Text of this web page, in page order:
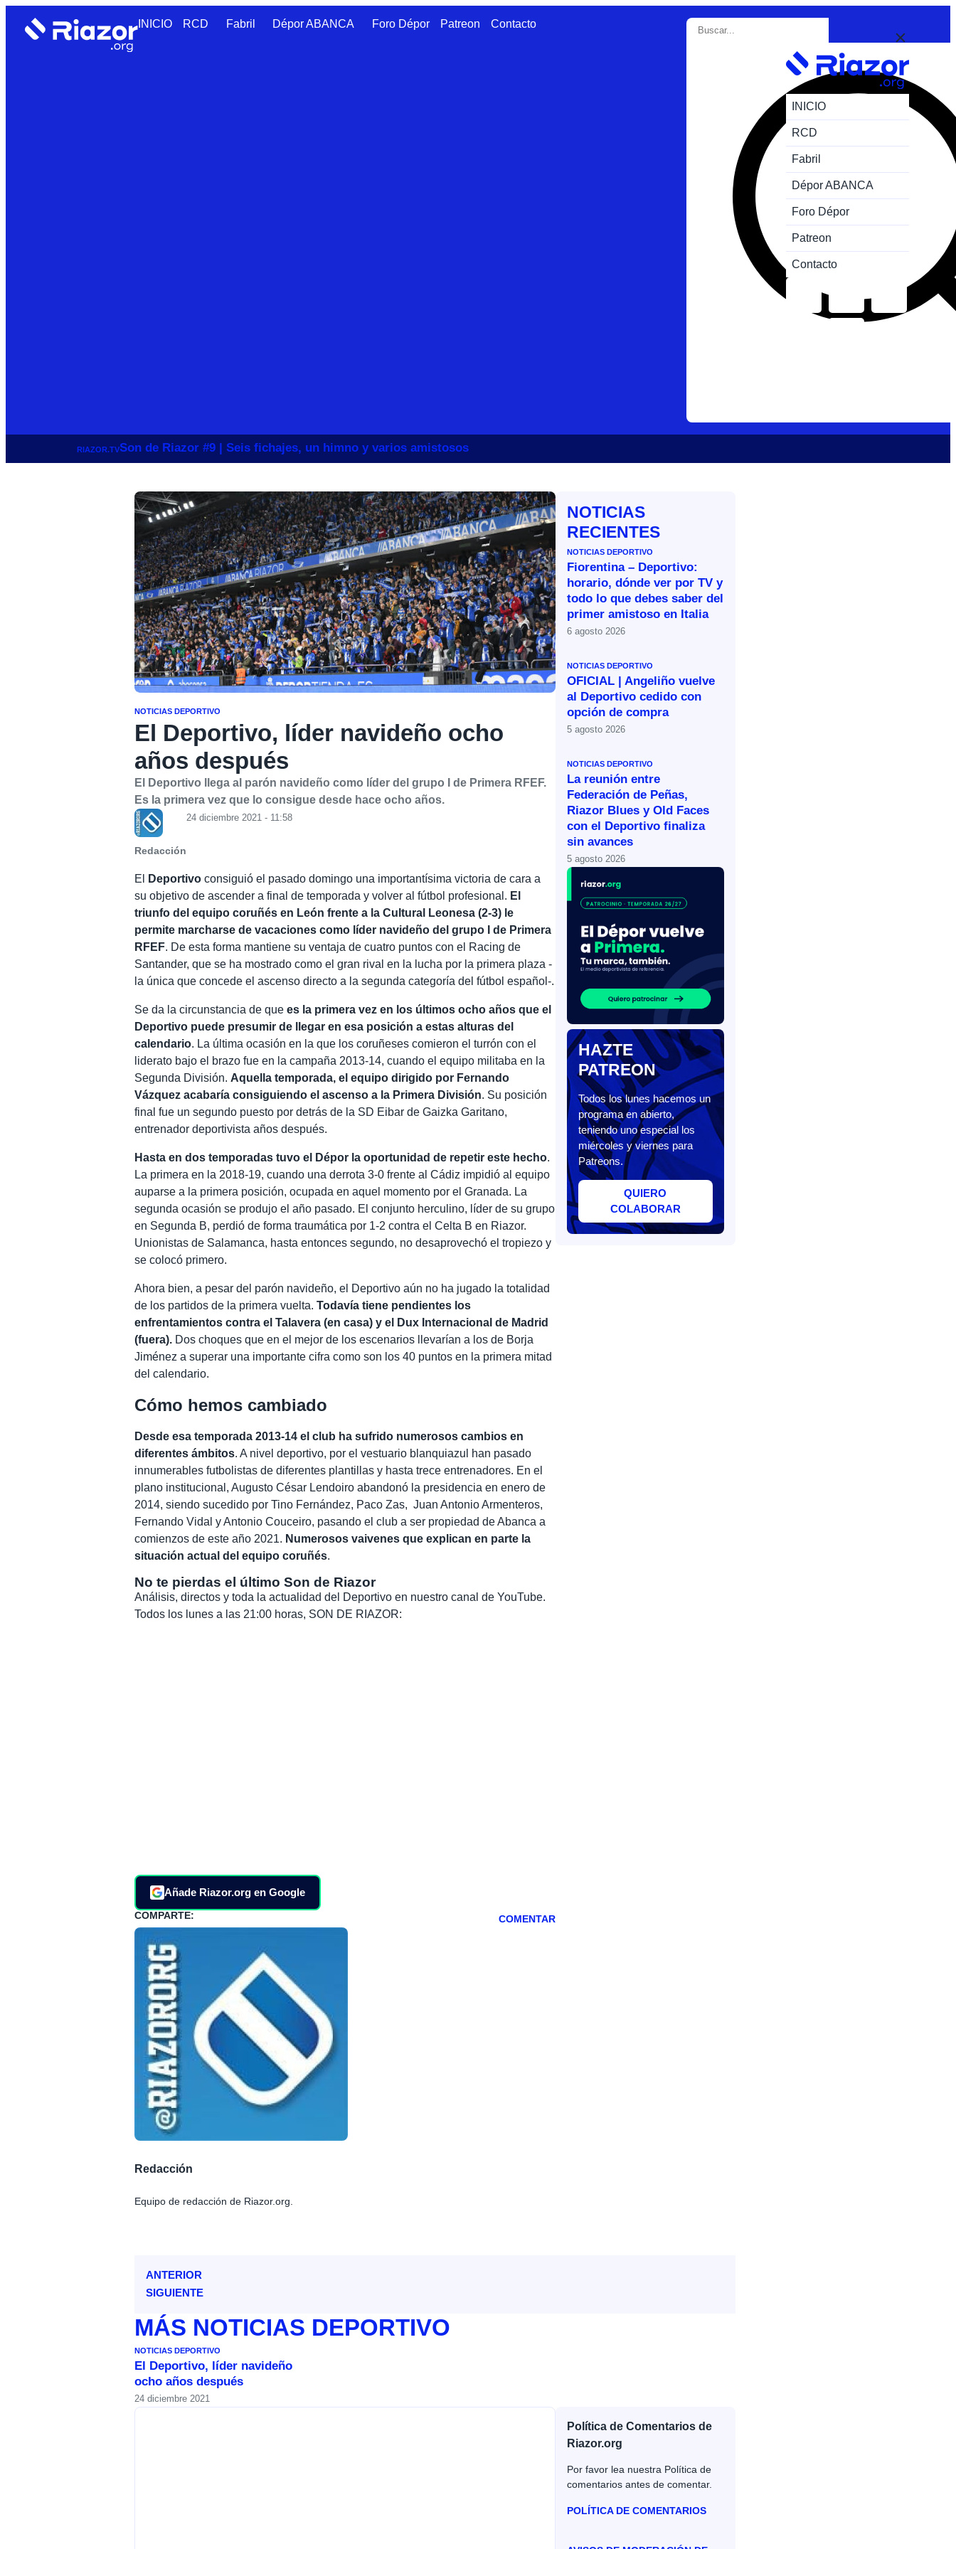
INICIO RCD Fabril Dépor ABANCA Foro Dépor Patreon Contacto
INICIO
RCD
Fabril
Dépor ABANCA
Foro Dépor
Patreon
Contacto
RIAZOR.TVSon de Riazor #9 | Seis fichajes, un himno y varios amistosos
NOTICIAS DEPORTIVO
El Deportivo, líder navideño ocho
años después
El Deportivo llega al parón navideño como líder del grupo I de Primera RFEF.
Es la primera vez que lo consigue desde hace ocho años.
Redacción
24 diciembre 2021 - 11:58
El Deportivo consiguió el pasado domingo una importantísima victoria de cara a
su objetivo de ascender a final de temporada y volver al fútbol profesional. El
triunfo del equipo coruñés en León frente a la Cultural Leonesa (2-3) le
permite marcharse de vacaciones como líder navideño del grupo I de Primera
RFEF. De esta forma mantiene su ventaja de cuatro puntos con el Racing de
Santander, que se ha mostrado como el gran rival en la lucha por la primera plaza -
la única que concede el ascenso directo a la segunda categoría del fútbol español-.
Se da la circunstancia de quees la primera vez en los últimos ocho años que el
Deportivo puede presumir de llegar en esa posición a estas alturas del
calendario. La última ocasión en la que los coruñeses comieron el turrón con el
liderato bajo el brazo fue en la campaña 2013-14, cuando el equipo militaba en la
Segunda División. Aquella temporada, el equipo dirigido por Fernando
Vázquez acabaría consiguiendo el ascenso a la Primera División. Su posición
final fue un segundo puesto por detrás de la SD Eibar de Gaizka Garitano,
entrenador deportivista años después.
Hasta en dos temporadas tuvo el Dépor la oportunidad de repetir este hecho.
La primera en la 2018-19, cuando una derrota 3-0 frente al Cádiz impidió al equipo
auparse a la primera posición, ocupada en aquel momento por el Granada. La
segunda ocasión se produjo el año pasado. El conjunto herculino, líder de su grupo
en Segunda B, perdió de forma traumática por 1-2 contra el Celta B en Riazor.
Unionistas de Salamanca, hasta entonces segundo, no desaprovechó el tropiezo y
se colocó primero.
Ahora bien, a pesar del parón navideño, el Deportivo aún no ha jugado la totalidad
de los partidos de la primera vuelta.Todavía tiene pendientes los
enfrentamientos contra el Talavera (en casa) y el Dux Internacional de Madrid
(fuera). Dos choques que en el mejor de los escenarios llevarían a los de Borja
Jiménez a superar una importante cifra como son los 40 puntos en la primera mitad
del calendario.
Cómo hemos cambiado
Desde esa temporada 2013-14 el club ha sufrido numerosos cambios en
diferentes ámbitos. A nivel deportivo, por el vestuario blanquiazul han pasado
innumerables futbolistas de diferentes plantillas y hasta trece entrenadores. En el
plano institucional, Augusto César Lendoiro abandonó la presidencia en enero de
2014, siendo sucedido por Tino Fernández, Paco Zas, Juan Antonio Armenteros,
Fernando Vidal y Antonio Couceiro, pasando el club a ser propiedad de Abanca a
comienzos de este año 2021. Numerosos vaivenes que explican en parte la
situación actual del equipo coruñés.
No te pierdas el último Son de Riazor
Análisis, directos y toda la actualidad del Deportivo en nuestro canal de YouTube.
Todos los lunes a las 21:00 horas, SON DE RIAZOR:
Añade Riazor.org en Google
COMPARTE: COMENTAR
Redacción
Equipo de redacción de Riazor.org.
NOTICIAS
RECIENTES
NOTICIAS DEPORTIVO
Fiorentina – Deportivo:
horario, dónde ver por TV y
todo lo que debes saber del
primer amistoso en Italia
6 agosto 2026
NOTICIAS DEPORTIVO
OFICIAL | Angeliño vuelve
al Deportivo cedido con
opción de compra
5 agosto 2026
NOTICIAS DEPORTIVO
La reunión entre
Federación de Peñas,
Riazor Blues y Old Faces
con el Deportivo finaliza
sin avances
5 agosto 2026
HAZTE
PATREON
Todos los lunes hacemos un
programa en abierto,
teniendo uno especial los
miércoles y viernes para
Patreons.
QUIERO
COLABORAR
ANTERIOR
SIGUIENTE
MÁS NOTICIAS DEPORTIVO
NOTICIAS DEPORTIVO
El Deportivo, líder navideño
ocho años después
24 diciembre 2021
Política de Comentarios de
Riazor.org
Por favor lea nuestra Política de
comentarios antes de comentar.
POLÍTICA DE COMENTARIOS